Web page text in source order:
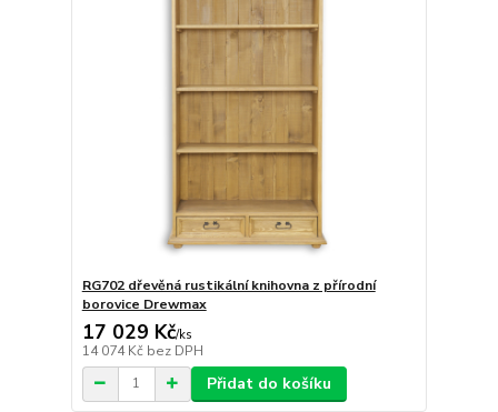
RG702 dřevěná rustikální knihovna z přírodní
borovice Drewmax
17 029 Kč/ks
14 074 Kč bez DPH
Přidat do košíku